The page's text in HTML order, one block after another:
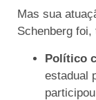
Mas sua
Schenberg foi,
Político
estadual